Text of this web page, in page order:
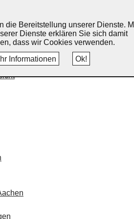
die Bereitstellung unserer Dienste.
Dienste erklären Sie sich damit
dass wir Cookies verwenden.
Informationen
Ok!